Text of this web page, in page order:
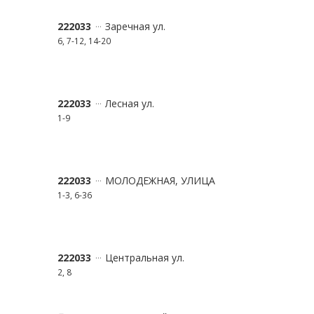
222033 Заречная ул.
6, 7-12, 14-20
222033 Лесная ул.
1-9
222033 МОЛОДЕЖНАЯ, УЛИЦА
1-3, 6-36
222033 Центральная ул.
2, 8